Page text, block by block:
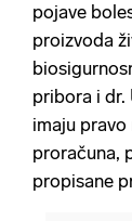
pojave
proizvoda
pribora i dr.
imaju
proračuna,
propisane